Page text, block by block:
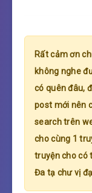
Rất cảm ơn
không nghe
có quên đâu,
post mới nên
search trên
cho cùng 1
truyện cho có
Đa tạ chư vị